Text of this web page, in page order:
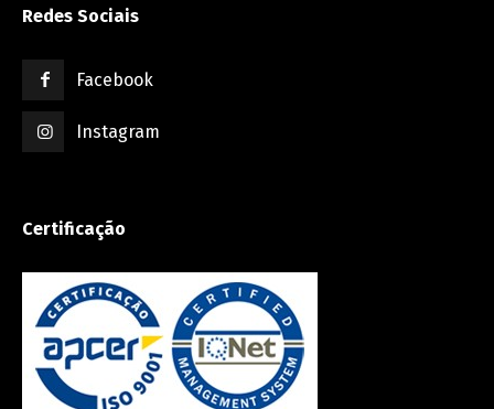
Redes Sociais
Facebook
Instagram
Certificação